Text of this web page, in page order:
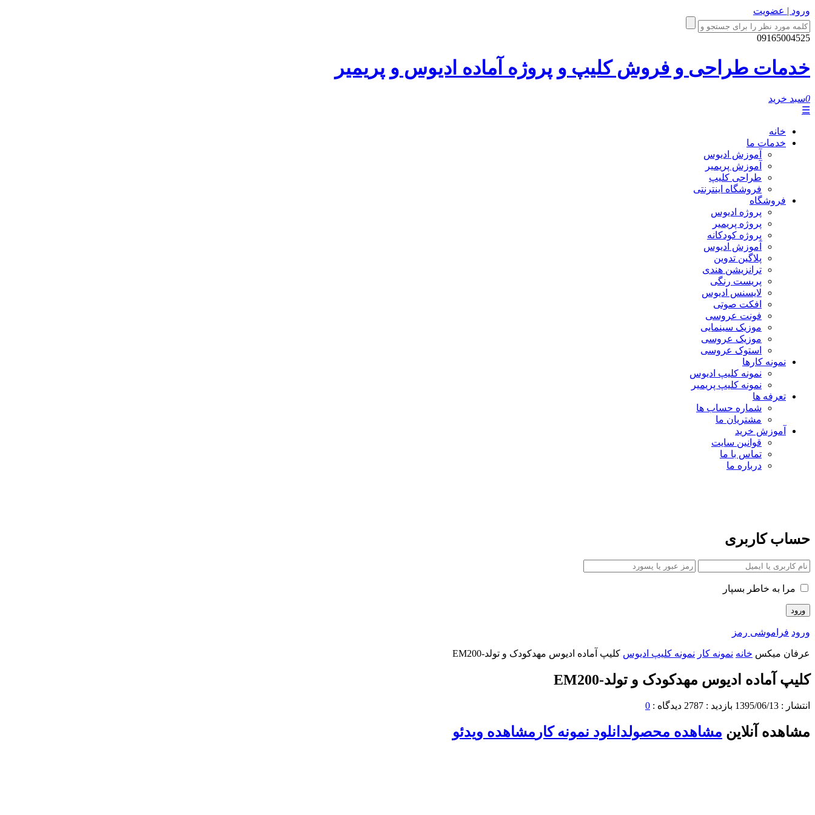
ورود | عضویت
09165004525
خدمات طراحی و فروش کلیپ و پروژه آماده ادیوس و پریمیر
0سبد خرید
☰
خانه
خدمات ما
آموزش ادیوس
آموزش پریمیر
طراحی کلیپ
فروشگاه اینترنتی
فروشگاه
پروژه ادیوس
پروژه پریمیر
پروژه کودکانه
آموزش ادیوس
پلاگین تدوین
ترانزیشن هندی
پریست رنگی
لایسنس ادیوس
افکت صوتی
فونت عروسی
موزیک سینمایی
موزیک عروسی
استوک عروسی
نمونه کارها
نمونه کلیپ ادیوس
نمونه کلیپ پریمیر
تعرفه ها
شماره حساب ها
مشتریان ما
آموزش خرید
قوانین سایت
تماس با ما
درباره ما
حساب کاربری
مرا به خاطر بسپار
ورود فراموشی رمز
عرفان میکس خانه نمونه کار نمونه کلیپ ادیوس کلیپ آماده ادیوس مهدکودک و تولد-EM200
کلیپ آماده ادیوس مهدکودک و تولد-EM200
انتشار : 1395/06/13 بازدید : 2787 دیدگاه : 0
مشاهده آنلاین مشاهده محصولدانلود نمونه کار مشاهده ویدئو